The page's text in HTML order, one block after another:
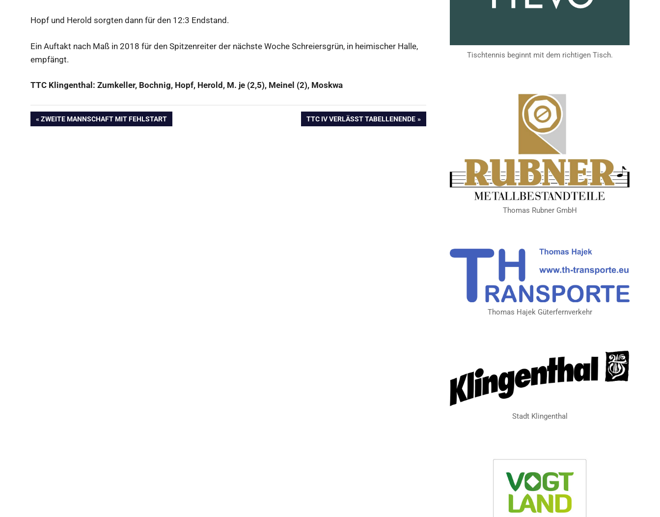
Hopf und Herold sorgten dann für den 12:3 Endstand.
Ein Auftakt nach Maß in 2018 für den Spitzenreiter der nächste Woche Schreiersgrün, in heimischer Halle,
empfängt.
TTC Klingenthal: Zumkeller, Bochnig, Hopf, Herold, M. je (2,5), Meinel (2), Moskwa
Beitragsnavigation
VORHERIGER
ZWEITE MANNSCHAFT MIT FEHLSTART
NÄCHSTER
TTC IV VERLÄSST TABELLENENDE
Tischtennis beginnt mit dem richtigen Tisch.
Thomas Rubner GmbH
Thomas Hajek Güterfernverkehr
Stadt Klingenthal